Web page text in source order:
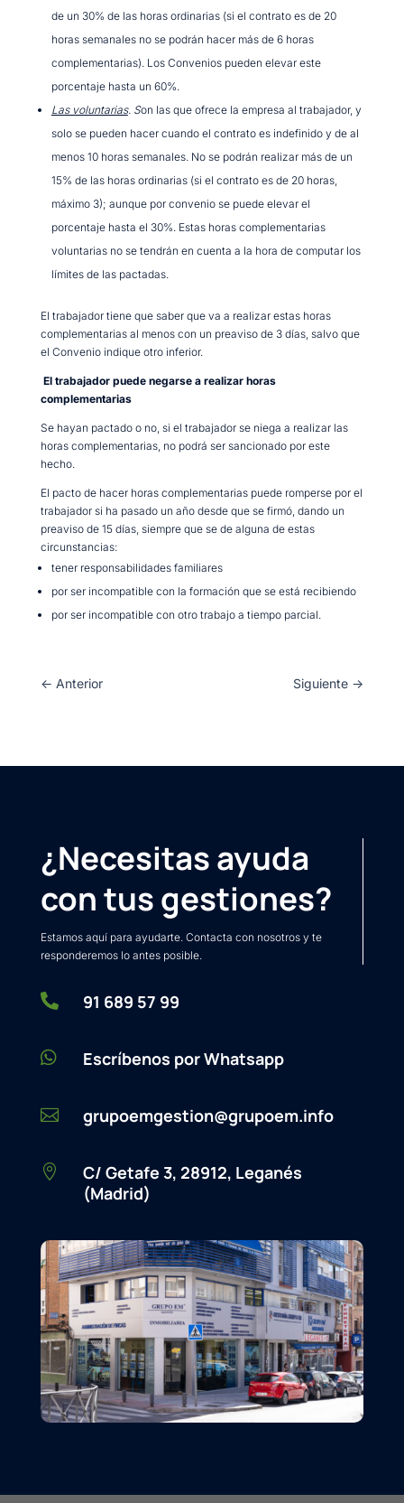
de un 30% de las horas ordinarias (si el contrato es de 20
horas semanales no se podrán hacer más de 6 horas
complementarias). Los Convenios pueden elevar este
porcentaje hasta un 60%.
Las voluntarias. Son las que ofrece la empresa al trabajador, y
solo se pueden hacer cuando el contrato es indefinido y de al
menos 10 horas semanales. No se podrán realizar más de un
15% de las horas ordinarias (si el contrato es de 20 horas,
máximo 3); aunque por convenio se puede elevar el
porcentaje hasta el 30%. Estas horas complementarias
voluntarias no se tendrán en cuenta a la hora de computar los
límites de las pactadas.
El trabajador tiene que saber que va a realizar estas horas
complementarias al menos con un preaviso de 3 días, salvo que
el Convenio indique otro inferior.
El trabajador puede negarse a realizar horas
complementarias
Se hayan pactado o no, si el trabajador se niega a realizar las
horas complementarias, no podrá ser sancionado por este
hecho.
El pacto de hacer horas complementarias puede romperse por el
trabajador si ha pasado un año desde que se firmó, dando un
preaviso de 15 días, siempre que se de alguna de estas
circunstancias:
tener responsabilidades familiares
por ser incompatible con la formación que se está recibiendo
por ser incompatible con otro trabajo a tiempo parcial.
← Anterior Siguiente →
¿Necesitas ayuda
con tus gestiones?
Estamos aquí para ayudarte. Contacta con nosotros y te
responderemos lo antes posible.
 91 689 57 99
 Escríbenos por Whatsapp
 grupoemgestion@grupoem.info

C/ Getafe 3, 28912, Leganés
(Madrid)